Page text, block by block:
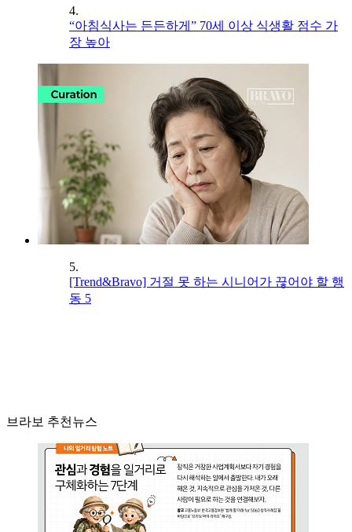
4.
“아침식사는 든든하게” 70세 이상 식생활 점수 가
장 높아
5.
[Trend&Bravo] 거절 못 하는 시니어가 끊어야 할 행
동 5
브라보 추천뉴스